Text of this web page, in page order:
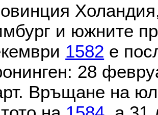
и южните
1582 е
28
Връщане на